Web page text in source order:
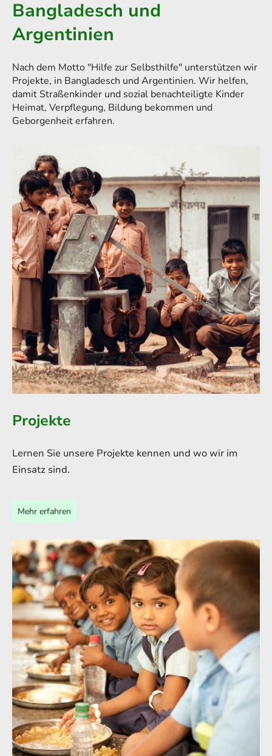
Bangladesch und
Argentinien
Nach dem Motto "Hilfe zur Selbsthilfe" unterstützen wir
Projekte, in Bangladesch und Argentinien. Wir helfen,
damit Straßenkinder und sozial benachteiligte Kinder
Heimat, Verpflegung, Bildung bekommen und
Geborgenheit erfahren.
Projekte
Lernen Sie unsere Projekte kennen und wo wir im
Einsatz sind.
Mehr erfahren